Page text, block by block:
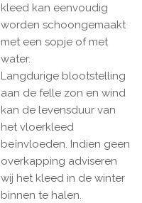
kleed kan eenvoudig
worden schoongemaakt
met een sopje of met
water.
Langdurige blootstelling
aan de felle zon en wind
kan de levensduur van
het vloerkleed
beïnvloeden. Indien geen
overkapping adviseren
wij het kleed in de winter
binnen te halen.